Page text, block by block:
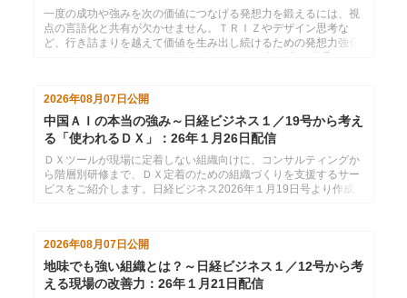
配信
一度の成功や強みを次の価値につなげる発想力を鍛えるには、視
点の言語化と共有が欠かせません。ＴＲＩＺやデザイン思考な
ど、行き詰まりを越えて価値を生み出し続けるための発想力強化
2026年08月07日公開
中国ＡＩの本当の強み～日経ビジネス１／19号から考え
る「使われるＤＸ」：26年１月26日配信
ＤＸツールが現場に定着しない組織向けに、コンサルティングか
ら階層別研修まで、ＤＸ定着のための組織づくりを支援するサー
ビスをご紹介します。日経ビジネス2026年１月19日号より作成
2026年08月07日 公開
地味でも強い組織とは？～日経ビジネス１／12号から考
える現場の改善力：26年１月21日配信